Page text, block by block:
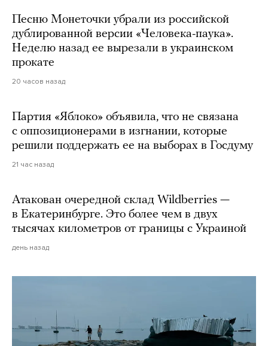
Песню Монеточки убрали из российской
дублированной версии «Человека-паука».
Неделю назад ее вырезали в украинском
прокате
20 часов назад
Партия «Яблоко» объявила, что не связана
с оппозиционерами в изгнании, которые
решили поддержать ее на выборах в Госдуму
21 час назад
Атакован очередной склад Wildberries —
в Екатеринбурге. Это более чем в двух
тысячах километров от границы с Украиной
день назад